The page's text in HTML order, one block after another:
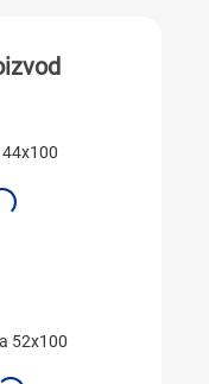
52x100